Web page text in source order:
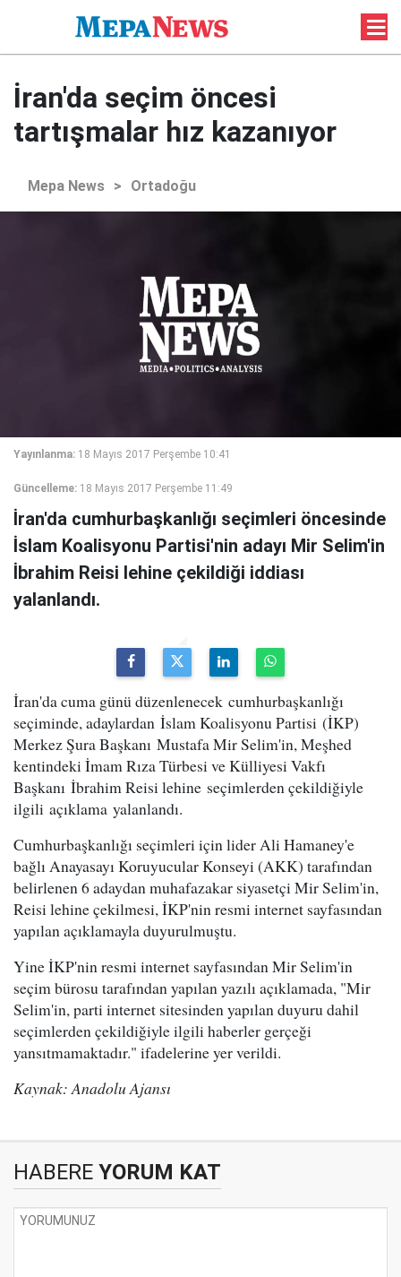
İran'da seçim öncesi
tartışmalar hız kazanıyor
Mepa News > Ortadoğu
Yayınlanma: 18 Mayıs 2017 Perşembe 10:41
Güncelleme: 18 Mayıs 2017 Perşembe 11:49
İran'da cumhurbaşkanlığı seçimleri öncesinde
İslam Koalisyonu Partisi'nin adayı Mir Selim'in
İbrahim Reisi lehine çekildiği iddiası
yalanlandı.
İran'da cuma günü düzenlenecek cumhurbaşkanlığı
seçiminde, adaylardan İslam Koalisyonu Partisi (İKP)
Merkez Şura Başkanı Mustafa Mir Selim'in, Meşhed
kentindeki İmam Rıza Türbesi ve Külliyesi Vakfı
Başkanı İbrahim Reisi lehine seçimlerden çekildiğiyle
ilgili açıklama yalanlandı.
Cumhurbaşkanlığı seçimleri için lider Ali Hamaney'e
bağlı Anayasayı Koruyucular Konseyi (AKK) tarafından
belirlenen 6 adaydan muhafazakar siyasetçi Mir Selim'in,
Reisi lehine çekilmesi, İKP'nin resmi internet sayfasından
yapılan açıklamayla duyurulmuştu.
Yine İKP'nin resmi internet sayfasından Mir Selim'in
seçim bürosu tarafından yapılan yazılı açıklamada, "Mir
Selim'in, parti internet sitesinden yapılan duyuru dahil
seçimlerden çekildiğiyle ilgili haberler gerçeği
yansıtmamaktadır." ifadelerine yer verildi.
Kaynak: Anadolu Ajansı
HABERE YORUM KAT